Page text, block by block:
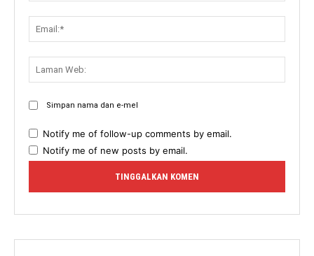
Simpan nama dan e-mel
Notify me of follow-up comments by email.
Notify me of new posts by email.